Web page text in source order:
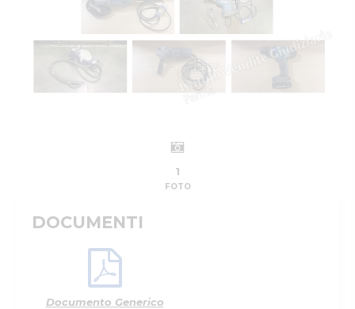
1
FOTO
DOCUMENTI
Documento Generico